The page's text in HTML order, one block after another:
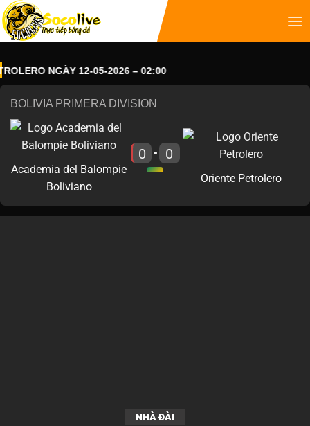
NGÀY 12-05-2026 – 02:00
BOLIVIA PRIMERA DIVISION
Academia del Balompie
Boliviano
0 - 0
Oriente Petrolero
NHÀ ĐÀI